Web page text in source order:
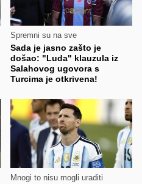
Spremni su na sve
Sada je jasno zašto je
došao: "Luda" klauzula iz
Salahovog ugovora s
Turcima je otkrivena!
Mnogi to nisu mogli uraditi